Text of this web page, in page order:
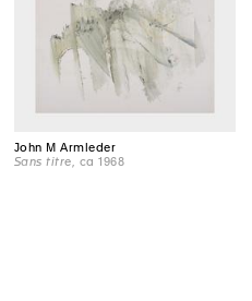
John M Armleder
Sans titre, ca 1968